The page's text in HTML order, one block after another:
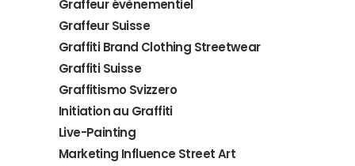
Graffeur évènementiel
Graffeur Suisse
Graffiti Brand Clothing Streetwear
Graffiti Suisse
Graffitismo Svizzero
Initiation au Graffiti
Live-Painting
Marketing Influence Street Art